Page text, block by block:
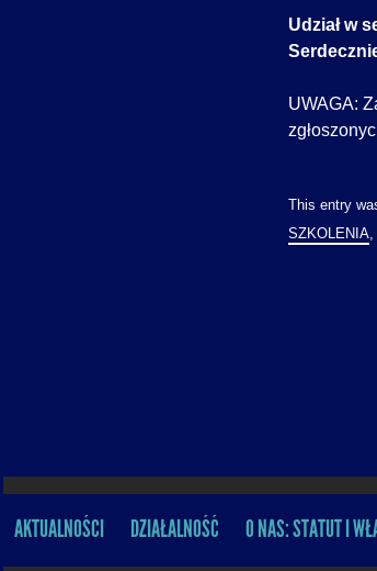
Udział w
UWAGA:
This entry
SZKOLENIA,
MENU
AKTUALNOŚCI DZIAŁALNOŚĆ O NAS: STATUT I